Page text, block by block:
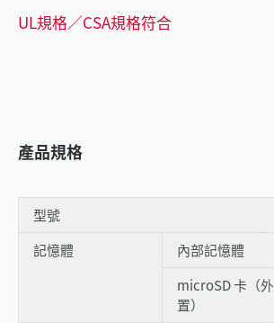
UL規格／CSA規格符合
產品規格
型號
記憶體
內部記憶體
microSD 卡（外
置）